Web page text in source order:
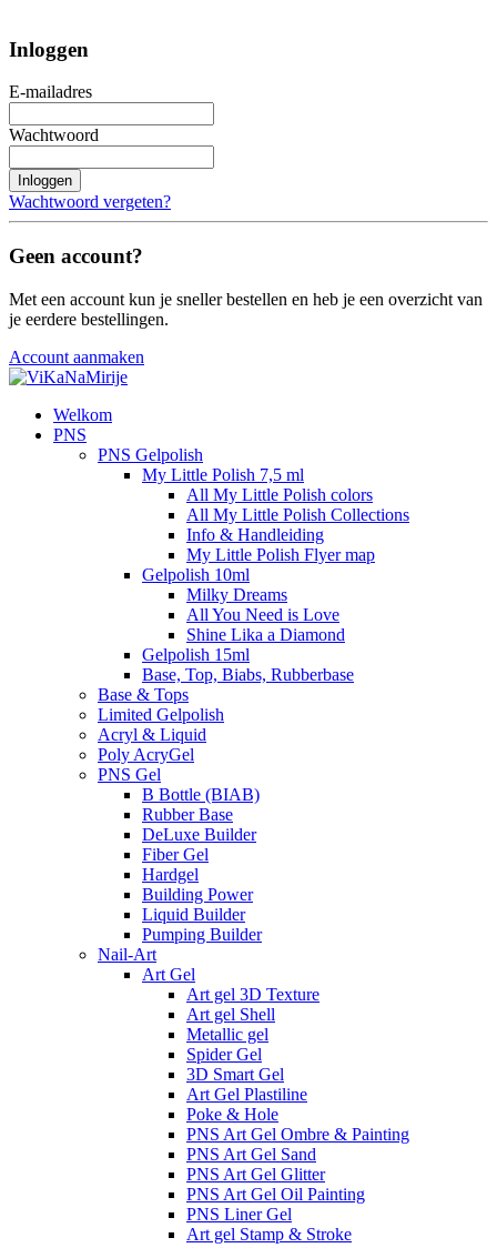
Inloggen
E-mailadres
Wachtwoord
Inloggen
Wachtwoord vergeten?
Geen account?
Met een account kun je sneller bestellen en heb je een overzicht van
je eerdere bestellingen.
Account aanmaken
Welkom
PNS
PNS Gelpolish
My Little Polish 7,5 ml
All My Little Polish colors
All My Little Polish Collections
Info & Handleiding
My Little Polish Flyer map
Gelpolish 10ml
Milky Dreams
All You Need is Love
Shine Lika a Diamond
Gelpolish 15ml
Base, Top, Biabs, Rubberbase
Base & Tops
Limited Gelpolish
Acryl & Liquid
Poly AcryGel
PNS Gel
B Bottle (BIAB)
Rubber Base
DeLuxe Builder
Fiber Gel
Hardgel
Building Power
Liquid Builder
Pumping Builder
Nail-Art
Art Gel
Art gel 3D Texture
Art gel Shell
Metallic gel
Spider Gel
3D Smart Gel
Art Gel Plastiline
Poke & Hole
PNS Art Gel Ombre & Painting
PNS Art Gel Sand
PNS Art Gel Glitter
PNS Art Gel Oil Painting
PNS Liner Gel
Art gel Stamp & Stroke